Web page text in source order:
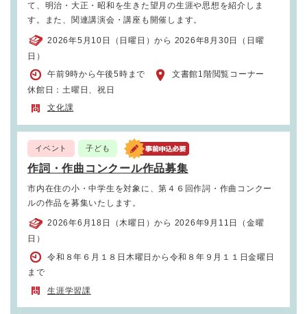
て、明治・大正・昭和を生きた望月の生涯や思想を紹介しま
す。また、関連講演会・講座も開催します。
2026年5月10日（日曜日）から 2026年8月30日（日曜
日）
午前9時から午後5時まで
休館日：土曜日、祝日
文書館1階閲覧コーナー
文化課
イベント 子ども
作詞・作曲コンクール作品募集
市内在住の小・中学生を対象に、第４６回作詞・作曲コンクー
ルの作品を募集いたします。
2026年6月18日（木曜日）から 2026年9月11日（金曜
日）
令和８年６月１８日木曜日から令和８年９月１１日金曜日
まで
生涯学習課